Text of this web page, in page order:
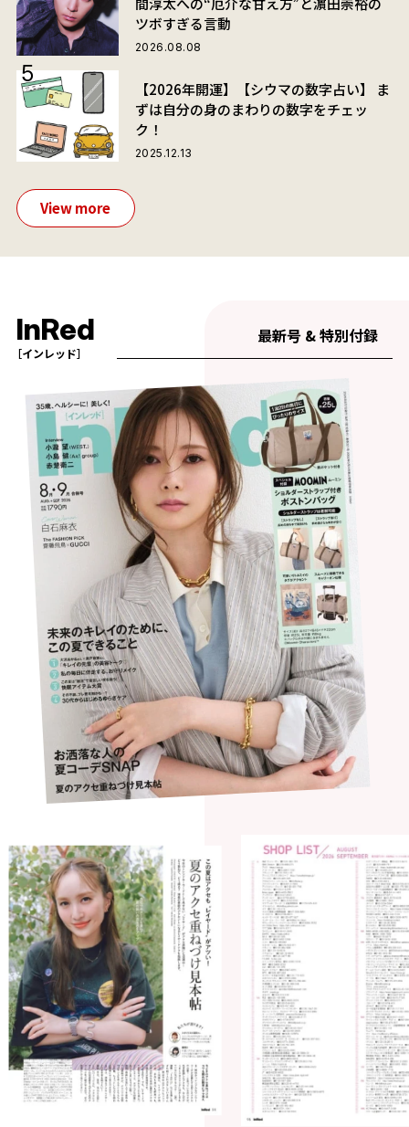
ツボすぎる言動
2026.08.08
【2026年開運】【シウマの数字占い】 ま
ずは自分の身のまわりの数字をチェッ
ク！
2025.12.13
View more
InRed
［インレッド］
最新号 & 特別付録